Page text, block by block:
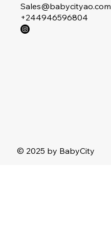
Sales@babycityao.com
+244946596804
© 2025 by BabyCity